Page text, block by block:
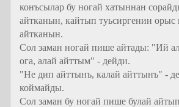
конъсылар бу ногай хатыннан
айтканын, кайтып туьсиргенин орыс
айтканын.
Сол заман ногай пише айтады: "Ий
ога, алай айттым" - дейди.
"Не дип айттынъ, калай айттынъ" -
коймайды.
Сол заман бу ногай пише булай